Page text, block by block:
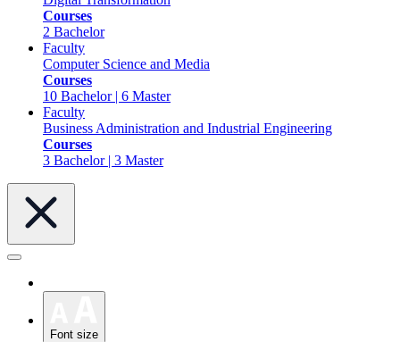
Courses
2 Bachelor
Faculty
Computer Science and Media
Courses
10 Bachelor | 6 Master
Faculty
Business Administration and Industrial Engineering
Courses
3 Bachelor | 3 Master
Font size